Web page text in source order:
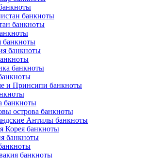
банкноты
банкноты
банкноты
банкноты
банкноты
и Принсипи банкноты
банкноты
острова банкноты
Антилы банкноты
Корея банкноты
банкноты
банкноты